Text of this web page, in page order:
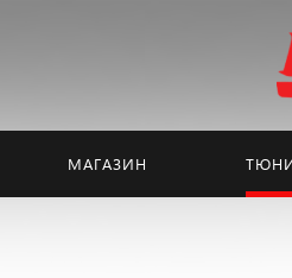
МАГАЗИН